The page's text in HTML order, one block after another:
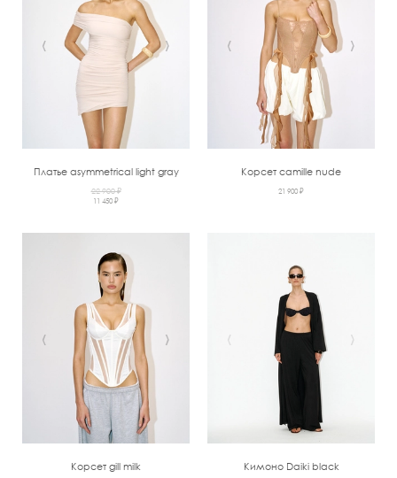
‹ ›
Платье asymmetrical light gray
22 900 ₽
11 450 ₽
‹ ›
Корсет camille nude
21 900 ₽
‹ ›
Корсет gill milk
‹ ›
Кимоно Daiki black